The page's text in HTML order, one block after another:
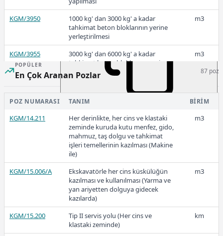
2024
286,25
183,75
KGM/3950
1000 kg' dan 3000 kg' a kadar
tahkimat beton bloklarının yerine
yerleştirilmesi
m3
KGM/3955
3000 kg' dan 6000 kg' a kadar
tahkimat beton bloklarının yerine
yerleştirilmesi
m3
POPÜLER
En Çok Aranan Pozlar 87 poz
POZ NUMARASI TANIM BIRIM
KGM/14.211
Her derinlikte, her cins ve klastaki
zeminde kuruda kutu menfez, gido,
mahmuz, taş dolgu ve tahkimat
işleri temellerinin kazılması (Makine
ile)
m3
KGM/15.006/A
Ekskavatörle her cins küskülüğün
kazılması ve kullanılması (Yarma ve
yan ariyetten dolguya gidecek
kazılarda)
m3
KGM/15.200
Tip II servis yolu (Her cins ve
klastaki zeminde)
km